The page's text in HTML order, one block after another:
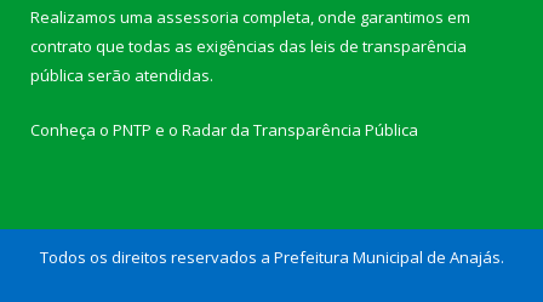
Realizamos uma assessoria completa, onde garantimos em
contrato que todas as exigências das leis de transparência
pública serão atendidas.
Conheça o PNTP e o Radar da Transparência Pública
Todos os direitos reservados a Prefeitura Municipal de Anajás.